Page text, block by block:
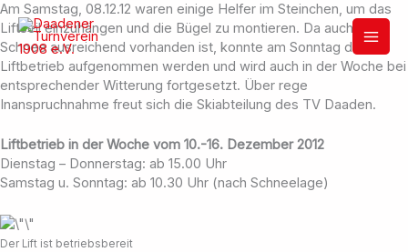
Zum
Inhalt
springen
Am Samstag, 08.12.12 waren einige Helfer im Steinchen, um das
Liftseil einzuhängen und die Bügel zu montieren. Da auch der
Schnee ausreichend vorhanden ist, konnte am Sonntag der
Liftbetrieb aufgenommen werden und wird auch in der Woche bei
entsprechender Witterung fortgesetzt. Über rege
Inanspruchnahme freut sich die Skiabteilung des TV Daaden.
Liftbetrieb in der Woche vom 10.-16. Dezember 2012
Dienstag – Donnerstag: ab 15.00 Uhr
Samstag u. Sonntag: ab 10.30 Uhr (nach Schneelage)
Der Lift ist betriebsbereit